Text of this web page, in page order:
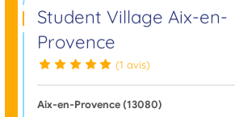
Student Village Aix-en-
Provence
(1 avis)
Aix-en-Provence (13080)